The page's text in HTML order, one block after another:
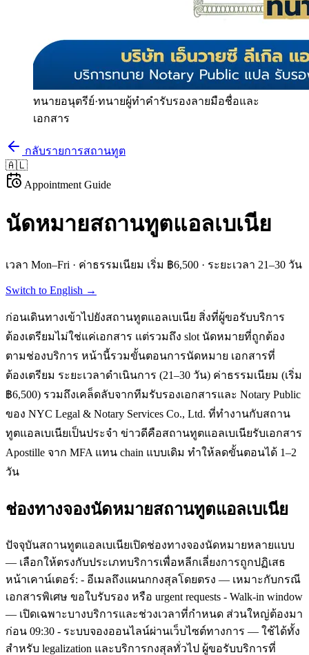
ทนายอนุตรีย์·ทนายผู้ทำคำรับรองลายมือชื่อและ
เอกสาร
กลับรายการสถานทูต
🇦🇱
Appointment Guide
นัดหมายสถานทูตแอลเบเนีย
เวลา Mon–Fri · ค่าธรรมเนียม เริ่ม ฿6,500 · ระยะเวลา 21–30 วัน
Switch to English →
ก่อนเดินทางเข้าไปยังสถานทูตแอลเบเนีย สิ่งที่ผู้ขอรับบริการ
ต้องเตรียมไม่ใช่แค่เอกสาร แต่รวมถึง slot นัดหมายที่ถูกต้อง
ตามช่องบริการ หน้านี้รวมขั้นตอนการนัดหมาย เอกสารที่
ต้องเตรียม ระยะเวลาดำเนินการ (21–30 วัน) ค่าธรรมเนียม (เริ่ม
฿6,500) รวมถึงเคล็ดลับจากทีมรับรองเอกสารและ Notary Public
ของ NYC Legal & Notary Services Co., Ltd. ที่ทำงานกับสถาน
ทูตแอลเบเนียเป็นประจำ ข่าวดีคือสถานทูตแอลเบเนียรับเอกสาร
Apostille จาก MFA แทน chain แบบเดิม ทำให้ลดขั้นตอนได้ 1–2
วัน
ช่องทางจองนัดหมายสถานทูตแอลเบเนีย
ปัจจุบันสถานทูตแอลเบเนียเปิดช่องทางจองนัดหมายหลายแบบ
— เลือกให้ตรงกับประเภทบริการเพื่อหลีกเลี่ยงการถูกปฏิเสธ
หน้าเคาน์เตอร์: - อีเมลถึงแผนกกงสุลโดยตรง — เหมาะกับกรณี
เอกสารพิเศษ ขอใบรับรอง หรือ urgent requests - Walk-in window
— เปิดเฉพาะบางบริการและช่วงเวลาที่กำหนด ส่วนใหญ่ต้องมา
ก่อน 09:30 - ระบบจองออนไลน์ผ่านเว็บไซต์ทางการ — ใช้ได้ทั้ง
สำหรับ legalization และบริการกงสุลทั่วไป ผู้ขอรับบริการที่